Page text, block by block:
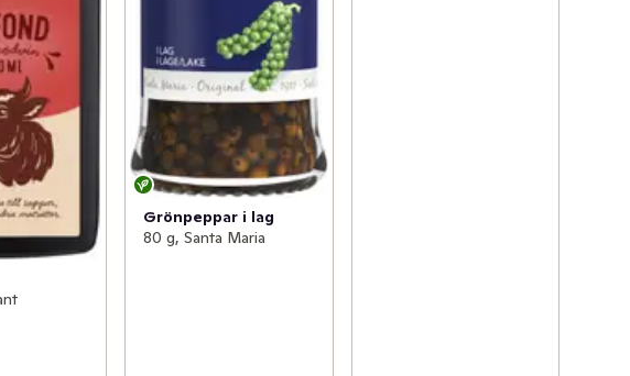
Grönpeppar i lag
80 g, Santa Maria